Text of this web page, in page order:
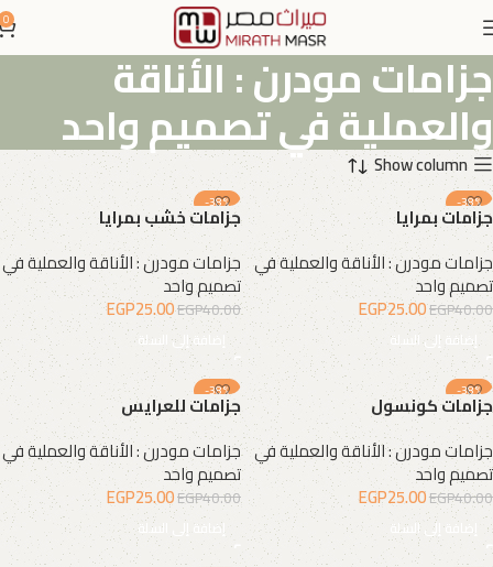
0
جزامات مودرن : الأناقة
والعملية في تصميم واحد
Show column
-38%
جزامات بمرايا
جزامات مودرن : الأناقة والعملية في
تصميم واحد
EGP40.00
EGP25.00
إضافة إلى السلة
-38%
جزامات خشب بمرايا
جزامات مودرن : الأناقة والعملية في
تصميم واحد
EGP40.00
EGP25.00
إضافة إلى السلة
-38%
جزامات كونسول
جزامات مودرن : الأناقة والعملية في
تصميم واحد
EGP40.00
EGP25.00
إضافة إلى السلة
-38%
جزامات للعرايس
جزامات مودرن : الأناقة والعملية في
تصميم واحد
EGP40.00
EGP25.00
إضافة إلى السلة